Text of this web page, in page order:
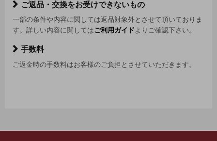
ご返品・交換をお受けできないもの
一部の条件や内容に関しては返品対象外とさせて頂いておりま
す。詳しい内容に関してはご利用ガイドよりご確認下さい。
手数料
ご返金時の手数料はお客様のご負担とさせていただきます。